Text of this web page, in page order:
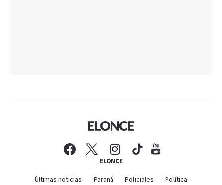
ELONCE
Últimas noticias Paraná Policiales
Política